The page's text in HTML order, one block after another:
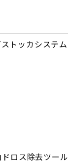
トッカシステム
ロス除去ツール